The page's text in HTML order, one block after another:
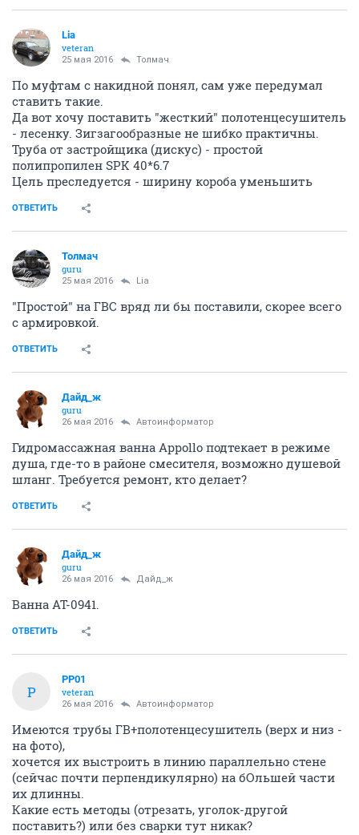
Lia
veteran
25 мая 2016 Толмач
По муфтам с накидной понял, сам уже передумал
ставить такие.
Да вот хочу поставить "жесткий" полотенцесушитель
- лесенку. Зигзагообразные не шибко практичны.
Труба от застройщика (дискус) - простой
полипропилен SPK 40*6.7
Цель преследуется - ширину короба уменьшить
ОТВЕТИТЬ
Толмач
guru
25 мая 2016 Lia
"Простой" на ГВС вряд ли бы поставили, скорее всего
с армировкой.
ОТВЕТИТЬ
Дайд_ж
guru
26 мая 2016 Автоинформатор
Гидромассажная ванна Appollo подтекает в режиме
душа, где-то в районе смесителя, возможно душевой
шланг. Требуется ремонт, кто делает?
ОТВЕТИТЬ
Дайд_ж
guru
26 мая 2016 Дайд_ж
Ванна AT-0941.
ОТВЕТИТЬ
P
PP01
veteran
26 мая 2016 Автоинформатор
Имеются трубы ГВ+полотенцесушитель (верх и низ -
на фото),
хочется их выстроить в линию параллельно стене
(сейчас почти перпендикулярно) на бОльшей части
их длинны.
Какие есть методы (отрезать, уголок-другой
поставить?) или без сварки тут никак?